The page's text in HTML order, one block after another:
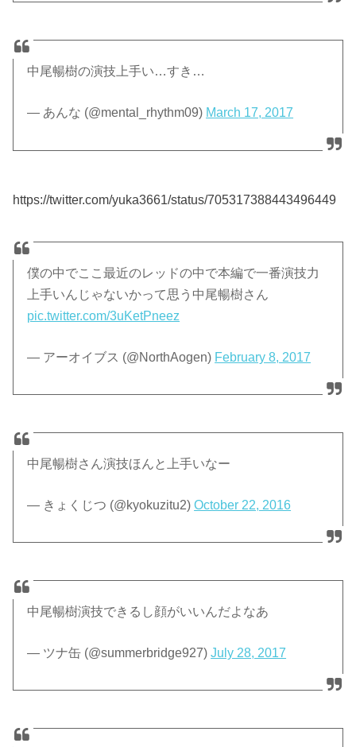
中尾暢樹の演技上手い…すき…
— あんな (@mental_rhythm09) March 17, 2017
https://twitter.com/yuka3661/status/705317388443496449
僕の中でここ最近のレッドの中で本編で一番演技力
上手いんじゃないかって思う中尾暢樹さん
pic.twitter.com/3uKetPneez
— アーオイブス (@NorthAogen) February 8, 2017
中尾暢樹さん演技ほんと上手いなー
— きょくじつ (@kyokuzitu2)October 22, 2016
中尾暢樹演技できるし顔がいいんだよなあ
— ツナ缶 (@summerbridge927)July 28, 2017